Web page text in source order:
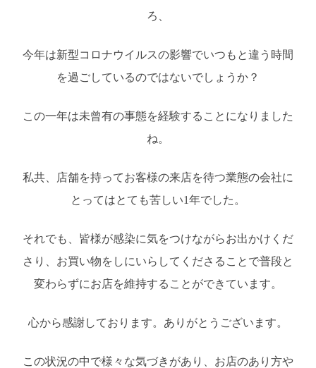
ろ、
今年は新型コロナウイルスの影響でいつもと違う時間
を過ごしているのではないでしょうか？
この一年は未曾有の事態を経験することになりました
ね。
私共、店舗を持ってお客様の来店を待つ業態の会社に
とってはとても苦しい1年でした。
それでも、皆様が感染に気をつけながらお出かけくだ
さり、お買い物をしにいらしてくださることで普段と
変わらずにお店を維持することができています。
心から感謝しております。ありがとうございます。
この状況の中で様々な気づきがあり、お店のあり方や